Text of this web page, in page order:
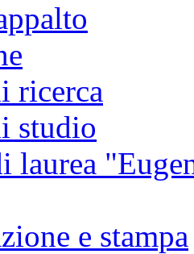
ricerca
studio
laurea
e stampa